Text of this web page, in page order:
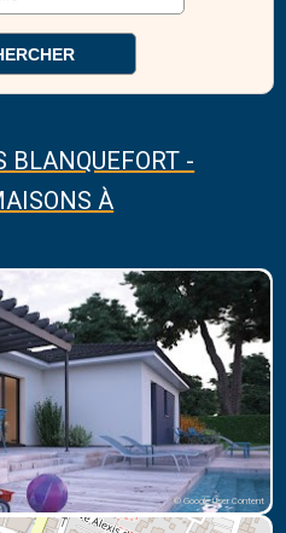
BLANQUEFORT -
À
© Google User Content